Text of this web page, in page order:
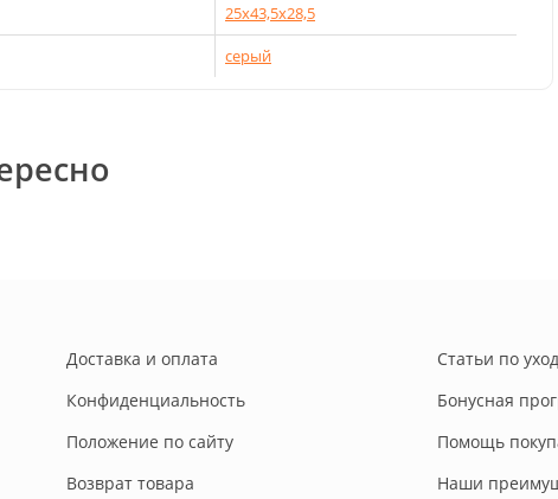
25х43,5х28,5
серый
Доставка и оплата
Конфиденциальность
Положение по сайту
Возврат товара
Статьи по
Бонусная
Помощь
Наши